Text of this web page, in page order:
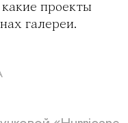
проекты
галереи.